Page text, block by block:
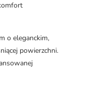
o eleganckim,
powierzchni.